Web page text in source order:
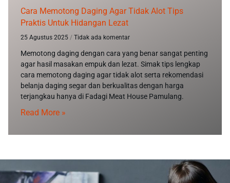
Cara Memotong Daging Agar Tidak Alot Tips
Praktis Untuk Hidangan Lezat
25 Agustus 2025 Tidak ada komentar
Memotong daging dengan cara yang benar sangat penting
agar hasil masakan empuk dan lezat. Simak tips lengkap
cara memotong daging agar tidak alot serta rekomendasi
belanja daging segar dan berkualitas dengan harga
terjangkau hanya di Fadagi Meat House Pamulang.
Read More »